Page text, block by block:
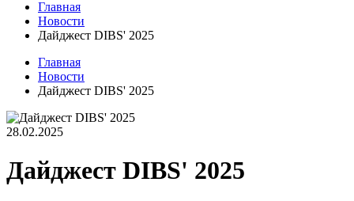
Главная
Новости
Дайджест DIBS' 2025
Главная
Новости
Дайджест DIBS' 2025
28.02.2025
Дайджест DIBS' 2025